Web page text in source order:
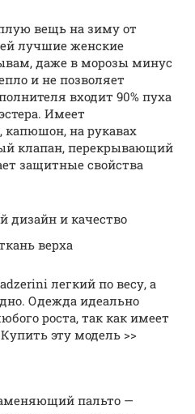
вещь на зиму от
лучшие женские
даже в морозы минус
и не позволяет
входит 90% пуха
Имеет
на рукавах
клапан, перекрывающий
защитные свойства
и качество
верха
легкий по весу, а
Одежда идеально
роста, так как имеет
эту модель >>
пальто —